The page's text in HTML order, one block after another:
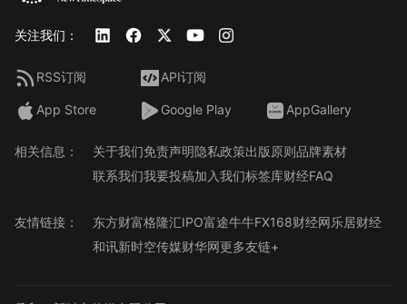
关注我们：
RSS订阅 API订阅
App Store Google Play AppGallery
相关信息： 关于我们免责声明隐私政策出版原则品牌素材
联系我们我要投稿加入我们标签库财经FAQ
友情链接： 东方财富格隆汇IPO富途牛牛FX168财经网乐居财经
和讯新时空传媒财华网更多友链+